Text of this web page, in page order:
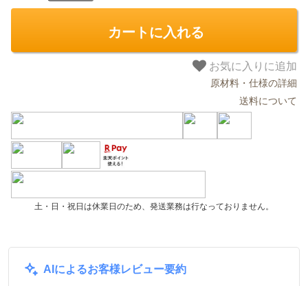
カートに入れる
お気に入りに追加
原材料・仕様の詳細
送料について
土・日・祝日は休業日のため、発送業務は行なっておりません。
AIによるお客様レビュー要約